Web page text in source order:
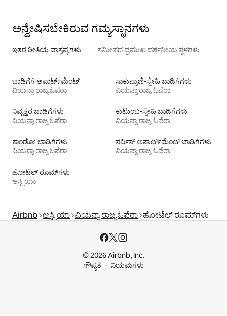
ಅನ್ವೇಷಿಸಬೇಕಿರುವ ಗಮ್ಯಸ್ಥಾನಗಳು
ಇತರ ರೀತಿಯ ವಾಸ್ತವ್ಯಗಳು ಸಮೀಪದ ಪ್ರಮುಖ ದರ್ಶನೀಯ ಸ್ಥಳಗಳು
ಬಾಡಿಗೆಗೆ ಅಪಾರ್ಟ್‌ಮೆಂಟ್‌
ವಿಯನ್ನಾ ರಾಜ್ಯ ಓಪೆರಾ
ಸಾಕುಪ್ರಾಣಿ-ಸ್ನೇಹಿ ಬಾಡಿಗೆಗಳು
ವಿಯನ್ನಾ ರಾಜ್ಯ ಓಪೆರಾ
ನಿವೃತ್ತರ ಬಾಡಿಗೆಗಳು
ವಿಯನ್ನಾ ರಾಜ್ಯ ಓಪೆರಾ
ಕುಟುಂಬ-ಸ್ನೇಹಿ ಬಾಡಿಗೆಗಳು
ವಿಯನ್ನಾ ರಾಜ್ಯ ಓಪೆರಾ
ಕಾಂಡೋ ಬಾಡಿಗೆಗಳು
ವಿಯನ್ನಾ ರಾಜ್ಯ ಓಪೆರಾ
ಸರ್ವಿಸ್ ಅಪಾರ್ಟ್‌ಮೆಂಟ್ ಬಾಡಿಗೆಗಳು
ವಿಯನ್ನಾ ರಾಜ್ಯ ಓಪೆರಾ
ಹೋಟೆಲ್ ರೂಮ್‌ಗಳು
ಆಸ್ಟ್ರಿಯಾ
Airbnb ಆಸ್ಟ್ರಿಯಾ ವಿಯನ್ನಾ ರಾಜ್ಯ ಓಪೆರಾ ಹೋಟೆಲ್ ರೂಮ್‌ಗಳು
© 2026 Airbnb, Inc.
ಗೌಪ್ಯತೆ
ನಿಯಮಗಳು